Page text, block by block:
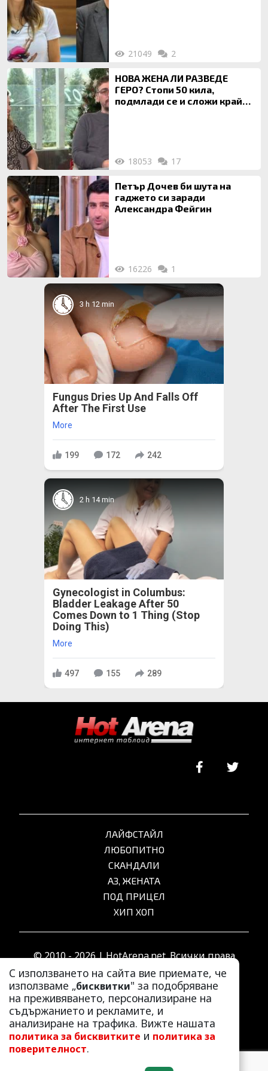
21049 2
НОВА ЖЕНА ЛИ РАЗВЕДЕ
ГЕРО? Стопи 50 кила,
подмлади се и сложи край
18053 17
Петър Дочев би шута на
гаджето си заради
Александра Фейгин
16226 1
3 h 12 min
Fungus Dries Up And Falls Off
After The First Use
More
199 172 242
2 h 14 min
Gynecologist in Columbus:
Bladder Leakage After 50
Comes Down to 1 Thing (Stop
Doing This)
More
497 155 289
С използването на сайта вие приемате, че
използваме „бисквитки" за подобряване
на преживяването, персонализиране на
съдържанието и рекламите, и
анализиране на трафика. Вижте нашата
политика за бисквитките и политика за
поверителност.
ЛАЙФСТАЙЛ
ЛЮБОПИТНО
СКАНДАЛИ
АЗ, ЖЕНАТА
ПОД ПРИЦЕЛ
ХИП ХОП
© 2010 - 2026 | HotArena.net. Всички права
запазени.
РЕКЛАМА
КОНТАКТИ
ОБЩИ УСЛОВИЯ
ПОЛИТИКА ЗА ПОВЕРИТЕЛНОСТ
ПОЛИТИКА ЗА БИСКВИТКИТЕ